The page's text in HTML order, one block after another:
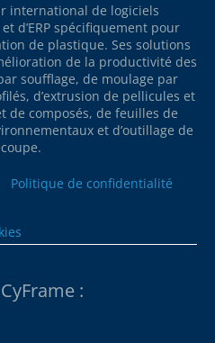
international de logiciels
d’ERP spécifiquement pour
de plastique. Ses solutions
de la productivité des
soufflage, de moulage par
d’extrusion de pellicules et
de composés, de feuilles de
et d’outillage de
Politique de confidentialité
: